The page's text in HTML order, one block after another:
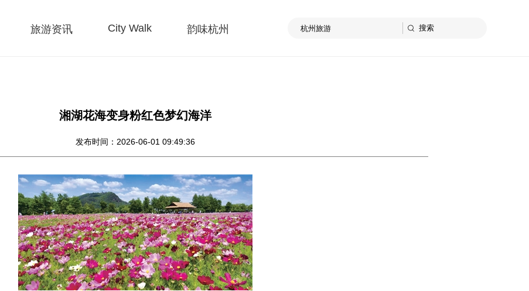
旅游资讯 City Walk 韵味杭州
湘湖花海变身粉红色梦幻海洋
发布时间：2026-06-01 09:49:36